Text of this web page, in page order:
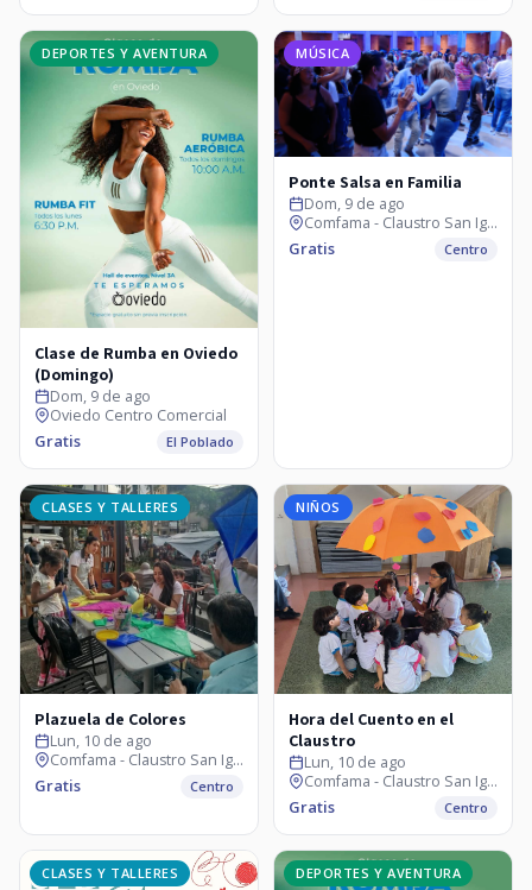
DEPORTES Y AVENTURA
Clase de Rumba en Oviedo
(Domingo)
Dom, 9 de ago
Oviedo Centro Comercial
Gratis El Poblado
MÚSICA
Ponte Salsa en Familia
Dom, 9 de ago
Comfama - Claustro San Ignacio
Gratis Centro
CLASES Y TALLERES
Plazuela de Colores
Lun, 10 de ago
Comfama - Claustro San Ignacio
Gratis Centro
NIÑOS
Hora del Cuento en el
Claustro
Lun, 10 de ago
Comfama - Claustro San Ignacio
Gratis Centro
CLASES Y TALLERES DEPORTES Y AVENTURA